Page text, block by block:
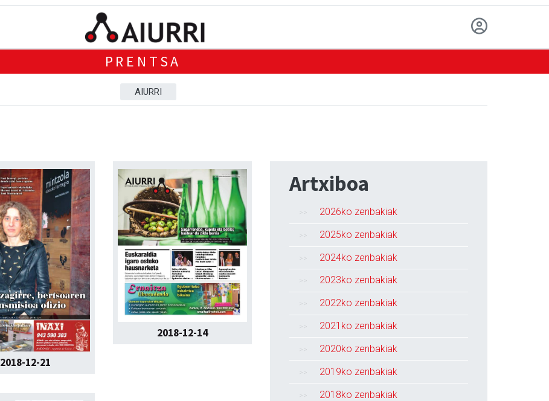
PRENTSA
AIURRI
2018-12-21
2018-12-14
Artxiboa
2026ko zenbakiak
2025ko zenbakiak
2024ko zenbakiak
2023ko zenbakiak
2022ko zenbakiak
2021ko zenbakiak
2020ko zenbakiak
2019ko zenbakiak
2018ko zenbakiak